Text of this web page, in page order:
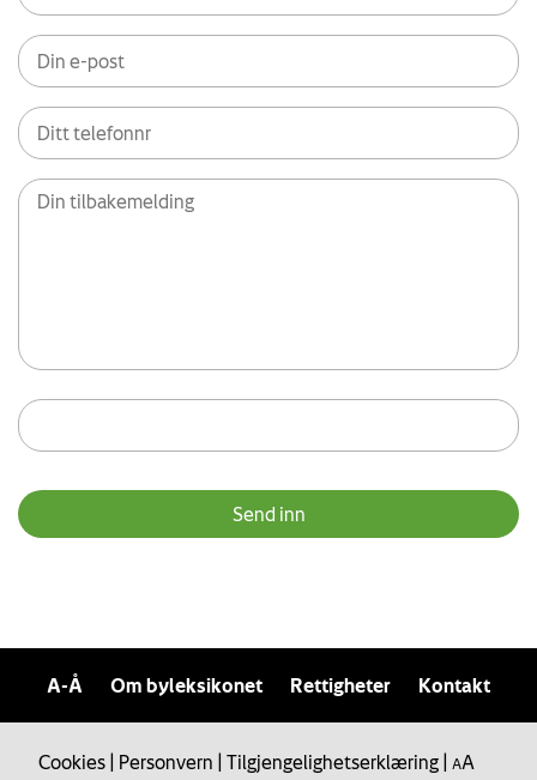
A-Å Om byleksikonet Rettigheter Kontakt
Cookies Personvern Tilgjengelighetserklæring AA